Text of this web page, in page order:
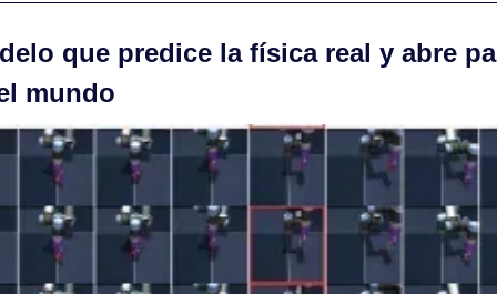
que predice la física real y abre
mundo